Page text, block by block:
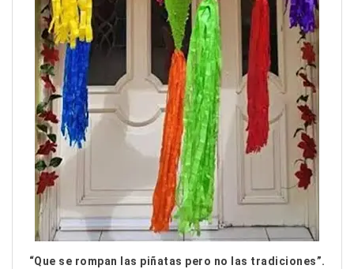
“Que se rompan las piñatas pero no las tradiciones”.